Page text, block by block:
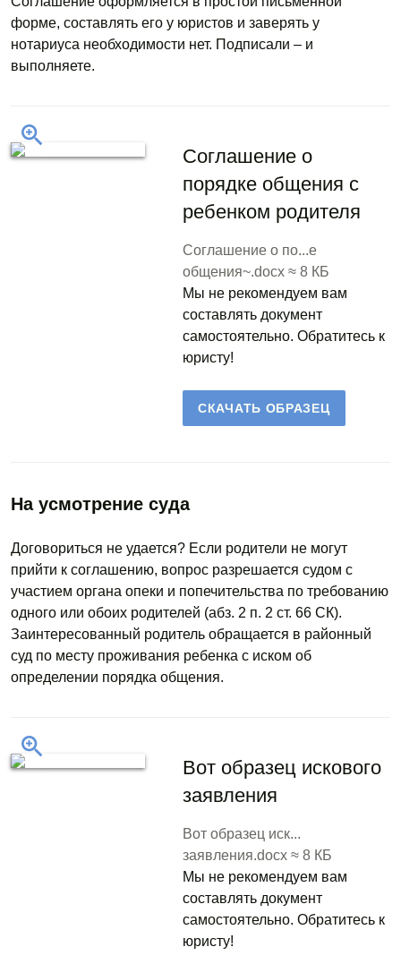
форме, составлять его у юристов и заверять у
нотариуса необходимости нет. Подписали – и
выполняете.
Соглашение о
порядке общения с
ребенком родителя
Соглашение о по...е
общения~.docx ≈ 8 КБ
Мы не рекомендуем вам
составлять документ
самостоятельно. Обратитесь к
юристу!
СКАЧАТЬ ОБРАЗЕЦ
На усмотрение суда
Договориться не удается? Если родители не могут
прийти к соглашению, вопрос разрешается судом с
участием органа опеки и попечительства по требованию
одного или обоих родителей (абз. 2 п. 2 ст. 66 СК).
Заинтересованный родитель обращается в районный
суд по месту проживания ребенка с иском об
определении порядка общения.
Вот образец искового
заявления
Вот образец иск...
заявления.docx ≈ 8 КБ
Мы не рекомендуем вам
составлять документ
самостоятельно. Обратитесь к
юристу!